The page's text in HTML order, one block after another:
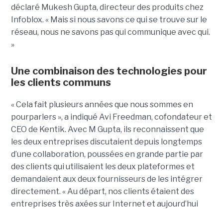
déclaré Mukesh Gupta, directeur des produits chez
Infoblox. « Mais si nous savons ce qui se trouve sur le
réseau, nous ne savons pas qui communique avec qui.
»
Une combinaison des technologies pour
les clients communs
« Cela fait plusieurs années que nous sommes en
pourparlers », a indiqué Avi Freedman, cofondateur et
CEO de Kentik. Avec M Gupta, ils reconnaissent que
les deux entreprises discutaient depuis longtemps
d’une collaboration, poussées en grande partie par
des clients qui utilisaient les deux plateformes et
demandaient aux deux fournisseurs de les intégrer
directement. « Au départ, nos clients étaient des
entreprises très axées sur Internet et aujourd’hui